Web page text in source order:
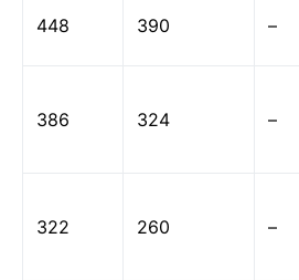
448 390 –
386 324 –
322 260 –